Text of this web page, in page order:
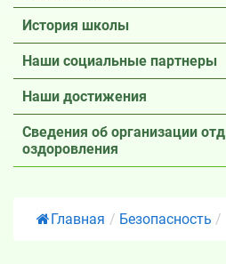
История школы
Наши социальные партнеры
Наши достижения
Сведения об организации
оздоровления
Главная / Безопасность /